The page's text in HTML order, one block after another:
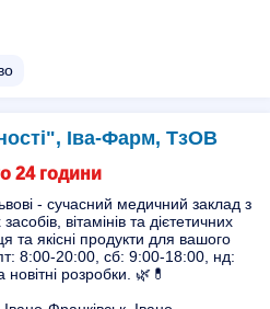
Іва-Фарм, ТзОВ
24 години
- сучасний медичний заклад з
вітамінів та дієтетичних
та якісні продукти для вашого
8:00-20:00, сб: 9:00-18:00, нд:
розробки. 🌿💊